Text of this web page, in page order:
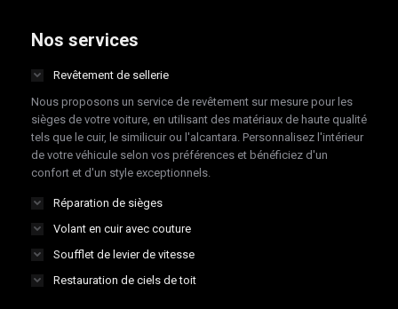
opens
new
window
opens
new
window
opens
new
window
opens
new
window
Nos services
Revêtement de sellerie
Nous proposons un service de revêtement sur mesure pour les
sièges de votre voiture, en utilisant des matériaux de haute qualité
tels que le cuir, le similicuir ou l'alcantara. Personnalisez l'intérieur
de votre véhicule selon vos préférences et bénéficiez d'un
confort et d'un style exceptionnels.
Réparation de sièges
Volant en cuir avec couture
Soufflet de levier de vitesse
Restauration de ciels de toit